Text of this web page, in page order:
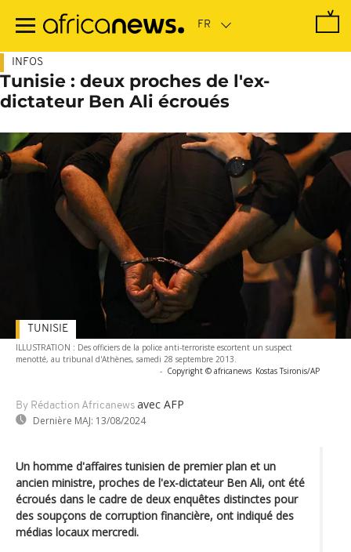
contenu
INFOS
Tunisie : deux proches de l'ex-
dictateur Ben Ali écroués
ILLUSTRATION : Des officiers de la police anti-terroriste escortent un suspect
menotté, au tribunal d'Athènes, samedi 28 septembre 2013.
- Copyright © africanews Kostas Tsironis/AP
By Rédaction Africanews avec AFP
Dernière MAJ: 13/08/2024
TUNISIE
Un homme d'affaires tunisien de premier plan et un
ancien ministre, proches de l'ex-dictateur Ben Ali, ont été
écroués dans le cadre de deux enquêtes distinctes pour
des soupçons de corruption financière, ont indiqué des
médias locaux mercredi.